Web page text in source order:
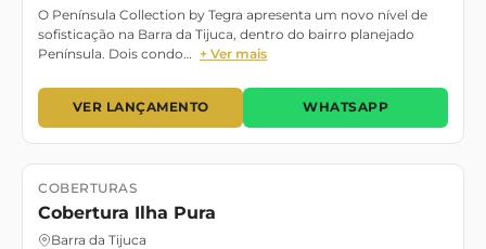
O Península Collection by Tegra apresenta um novo nível de
sofisticação na Barra da Tijuca, dentro do bairro planejado
Península. Dois condo… + Ver mais
VER LANÇAMENTO WHATSAPP
Lançamento
COBERTURAS
Cobertura Ilha Pura
Barra da Tijuca